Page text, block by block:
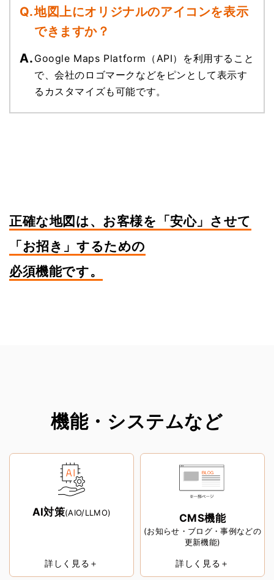
地図上にオリジナルのアイコンを表示
できますか？
Google Maps Platform（API）を利用すること
で、会社のロゴマークなどをピンとして表示す
るカスタマイズも可能です。
正確な地図は、お客様を「安心」させて
「お招き」するための
必須機能です。
機能・システムなど
AI対策(AIO/LLMO)
詳しく見る＋
CMS機能
(お知らせ・ブログ・事例などの
更新機能)
詳しく見る＋